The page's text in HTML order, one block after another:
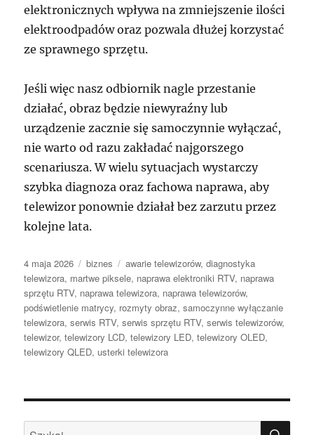
elektronicznych wpływa na zmniejszenie ilości
elektroodpadów oraz pozwala dłużej korzystać
ze sprawnego sprzętu.
Jeśli więc nasz odbiornik nagle przestanie
działać, obraz będzie niewyraźny lub
urządzenie zacznie się samoczynnie wyłączać,
nie warto od razu zakładać najgorszego
scenariusza. W wielu sytuacjach wystarczy
szybka diagnoza oraz fachowa naprawa, aby
telewizor ponownie działał bez zarzutu przez
kolejne lata.
Data
publikacji
4 maja 2026 Kategorie
biznes Tagi
awarie telewizorów,diagnostyka
telewizora, martwe piksele, naprawa elektroniki RTV, naprawa
sprzętu RTV, naprawa telewizora, naprawa telewizorów,
podświetlenie matrycy, rozmyty obraz,samoczynne wyłączanie
telewizora,serwis RTV,serwis sprzętu RTV,serwis telewizorów,
telewizor,telewizory LCD,telewizory LED,telewizory OLED,
telewizory QLED, usterki telewizora
Szukaj: